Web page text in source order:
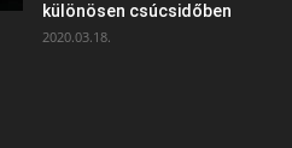
különösen csúcsidőben
2020.03.18.